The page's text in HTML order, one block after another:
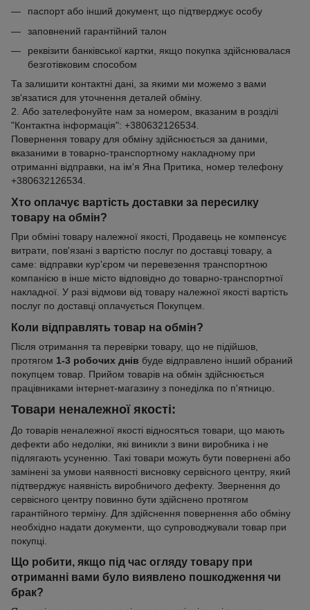
паспорт або інший документ, що підтверджує особу
заповнений гарантійний талон
реквізити банківської картки, якщо покупка здійснювалася
безготівковим способом
Та залишити контактні дані, за якими ми можемо з вами
зв'язатися для уточнення деталей обміну.
2. Або зателефонуйте нам за номером, вказаним в розділі
"Контактна інформація": +380632126534.
Повернення товару для обміну здійснюється за даними,
вказаними в товарно-транспортному накладному при
отриманні відправки, на ім'я Яна Притика, номер телефону
+380632126534.
Хто оплачує вартість доставки за пересилку
товару на обмін?
При обміні товару належної якості, Продавець не компенсує
витрати, пов'язані з вартістю послуг по доставці товару, а
саме: відправки кур'єром чи перевезення транспортною
компанією в інше місто відповідно до товарно-транспортної
накладної. У разі відмови від товару належної якості вартість
послуг по доставці оплачується Покупцем.
Коли відправлять товар на обмін?
Після отримання та перевірки товару, що не підійшов,
протягом 1-3 робочих днів буде відправлено інший обраний
покупцем товар. Прийом товарів на обмін здійснюється
працівниками інтернет-магазину з понеділка по п'ятницю.
Товари неналежної якості:
До товарів неналежної якості відносяться товари, що мають
дефекти або недоліки, які виникли з вини виробника і не
підлягають усуненню. Такі товари можуть бути повернені або
замінені за умови наявності висновку сервісного центру, який
підтверджує наявність виробничого дефекту. Звернення до
сервісного центру повинно бути здійснено протягом
гарантійного терміну. Для здійснення повернення або обміну
необхідно надати документи, що супроводжували товар при
покупці.
Що робити, якщо під час огляду товару при
отриманні вами було виявлено пошкодження чи
брак?